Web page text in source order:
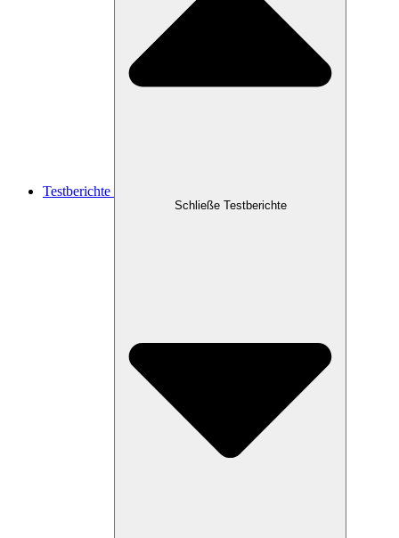
Testberichte
Schließe Testberichte